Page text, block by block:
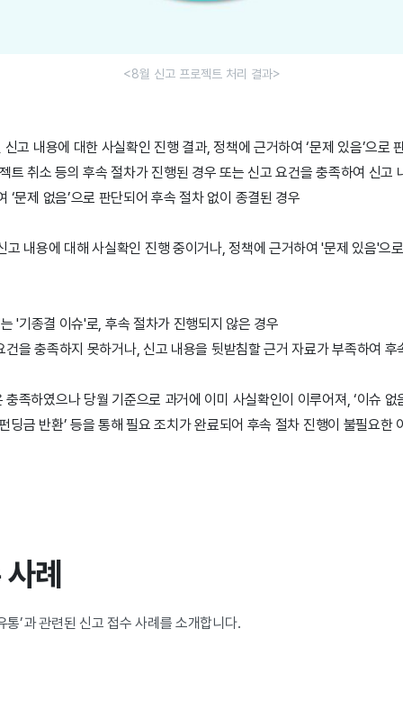
<8월 신고 프로젝트 처리 결과>
고 내용에 대한 사실확인 진행 결과, 정책에 근거하여 ‘문제 있음’으로
트 취소 등의 후속 절차가 진행된 경우 또는 신고 요건을 충족하여 신고
‘문제 없음’으로 판단되어 후속 절차 없이 종결된 경우
고 내용에 대해 사실확인 진행 중이거나, 정책에 근거하여 '문제 있음'으
'기종결 이슈'로, 후속 절차가 진행되지 않은 경우
을 충족하지 못하거나, 신고 내용을 뒷받침할 근거 자료가 부족하여
족하였으나 당월 기준으로 과거에 이미 사실확인이 이루어져, ‘이슈 없
딩금 반환’ 등을 통해 필요 조치가 완료되어 후속 절차 진행이 불필요한
례
통’과 관련된 신고 접수 사례를 소개합니다.